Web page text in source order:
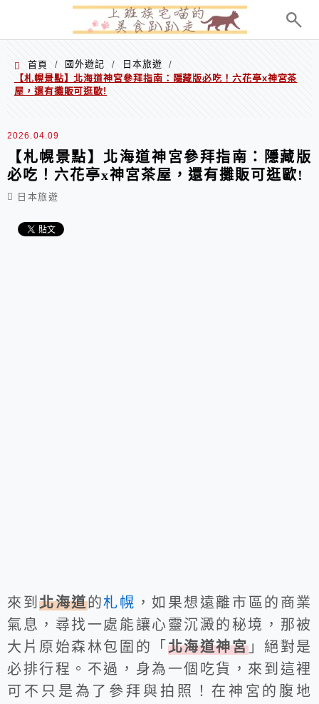
首頁 / 國外遊記 / 日本旅遊
/
【札幌景點】北海道神宮參拜指南：隱藏版必吃！六花亭x神宮茶
屋，還有攤販可逛歐!
2026.04.09
【札幌景點】北海道神宮參拜指南：隱藏版
必吃！六花亭x神宮茶屋，還有攤販可逛歐!
日本旅遊
來到北海道的札幌 ，如果想遠離市區的商業
氣息，尋找一處能讓心靈沉澱的秘境，那被
大片原始森林包圍的「 北海道神宮」絕對是
必排行程。不過，身為一個吃貨，來到這裡
可不只是為了參拜與拍照！在神宮的腹地